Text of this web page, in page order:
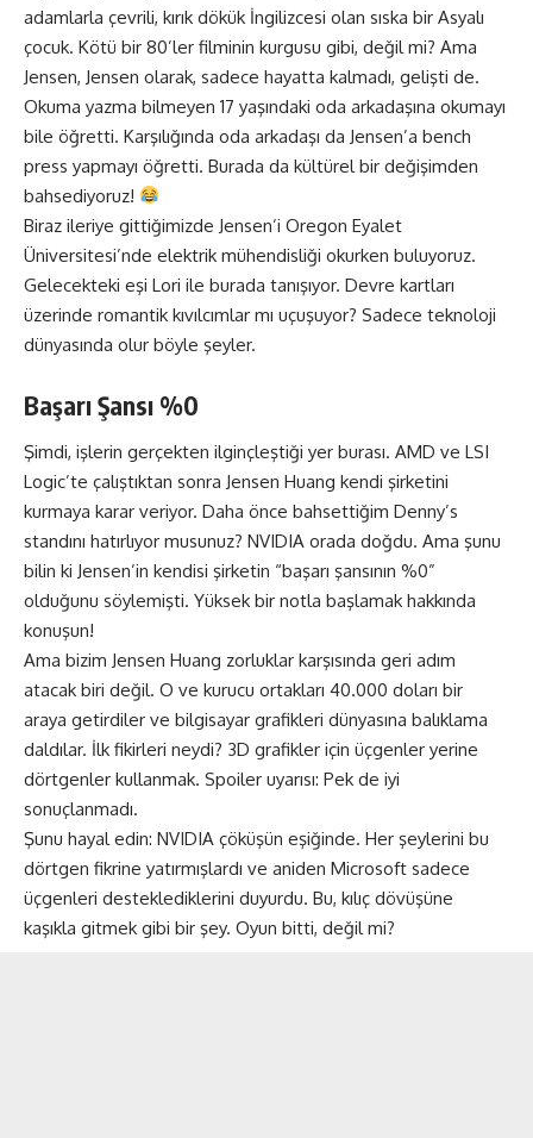
adamlarla çevrili, kırık dökük İngilizcesi olan sıska bir Asyalı
çocuk. Kötü bir 80’ler filminin kurgusu gibi, değil mi? Ama
Jensen, Jensen olarak, sadece hayatta kalmadı, gelişti de.
Okuma yazma bilmeyen 17 yaşındaki oda arkadaşına okumayı
bile öğretti. Karşılığında oda arkadaşı da Jensen’a bench
press yapmayı öğretti. Burada da kültürel bir değişimden
bahsediyoruz!
Biraz ileriye gittiğimizde Jensen’i Oregon Eyalet
Üniversitesi’nde elektrik mühendisliği okurken buluyoruz.
Gelecekteki eşi Lori ile burada tanışıyor. Devre kartları
üzerinde romantik kıvılcımlar mı uçuşuyor? Sadece teknoloji
dünyasında olur böyle şeyler.
Başarı Şansı %0
Şimdi, işlerin gerçekten ilginçleştiği yer burası. AMD ve LSI
Logic’te çalıştıktan sonra Jensen Huang kendi şirketini
kurmaya karar veriyor. Daha önce bahsettiğim Denny’s
standını hatırlıyor musunuz? NVIDIA orada doğdu. Ama şunu
bilin ki Jensen’in kendisi şirketin “başarı şansının %0”
olduğunu söylemişti. Yüksek bir notla başlamak hakkında
konuşun!
Ama bizim Jensen Huang zorluklar karşısında geri adım
atacak biri değil. O ve kurucu ortakları 40.000 doları bir
araya getirdiler ve bilgisayar grafikleri dünyasına balıklama
daldılar. İlk fikirleri neydi? 3D grafikler için üçgenler yerine
dörtgenler kullanmak. Spoiler uyarısı: Pek de iyi
sonuçlanmadı.
Şunu hayal edin: NVIDIA çöküşün eşiğinde. Her şeylerini bu
dörtgen fikrine yatırmışlardı ve aniden Microsoft sadece
üçgenleri desteklediklerini duyurdu. Bu, kılıç dövüşüne
kaşıkla gitmek gibi bir şey. Oyun bitti, değil mi?